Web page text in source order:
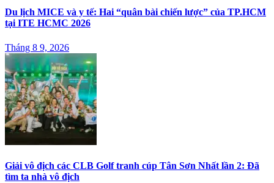
Du lịch MICE và y tế: Hai “quân bài chiến lược” của TP.HCM
tại ITE HCMC 2026
Tháng 8 9, 2026
Giải vô địch các CLB Golf tranh cúp Tân Sơn Nhất lần 2: Đã
tìm ta nhà vô địch